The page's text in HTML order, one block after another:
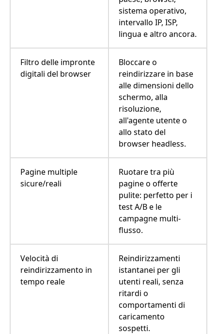
sistema operativo,
intervallo IP, ISP,
lingua e altro ancora.
Filtro delle impronte
digitali del browser
Bloccare o
reindirizzare in base
alle dimensioni dello
schermo, alla
risoluzione,
all'agente utente o
allo stato del
browser headless.
Pagine multiple
sicure/reali
Ruotare tra più
pagine o offerte
pulite: perfetto per i
test A/B e le
campagne multi-
flusso.
Velocità di
reindirizzamento in
tempo reale
Reindirizzamenti
istantanei per gli
utenti reali, senza
ritardi o
comportamenti di
caricamento
sospetti.